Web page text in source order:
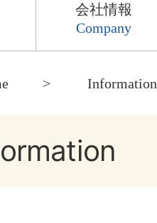
会社情報
Company
Information